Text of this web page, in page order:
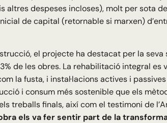
altres despeses incloses), molt per sota
de capital (retornable si marxen)
el projecte ha destacat per la seva
de les obres. La rehabilitació integral
la fusta, i instal·lacions actives i
i consum més sostenible que els
treballs finals, així com el testimoni de
els va fer sentir part de la